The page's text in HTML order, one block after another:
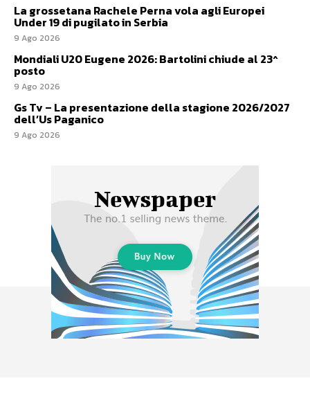
La grossetana Rachele Perna vola agli Europei
Under 19 di pugilato in Serbia
9 Ago 2026
Mondiali U20 Eugene 2026: Bartolini chiude al 23^
posto
9 Ago 2026
Gs Tv – La presentazione della stagione 2026/2027
dell’Us Paganico
9 Ago 2026